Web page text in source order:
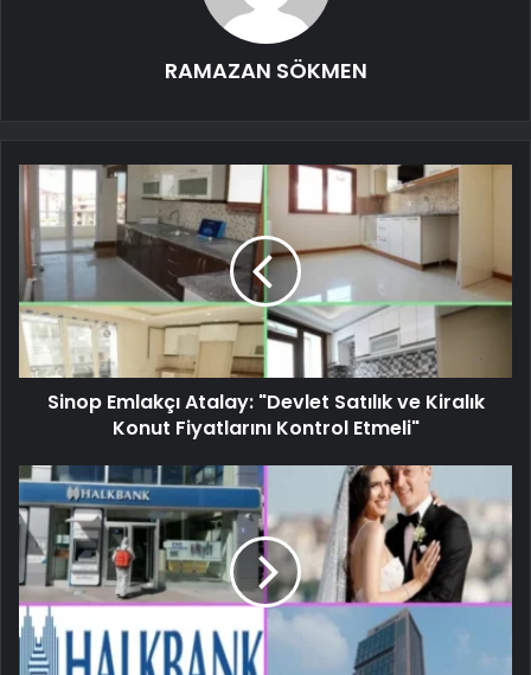
RAMAZAN SÖKMEN
Sinop Emlakçı Atalay: "Devlet Satılık ve Kiralık
Konut Fiyatlarını Kontrol Etmeli"